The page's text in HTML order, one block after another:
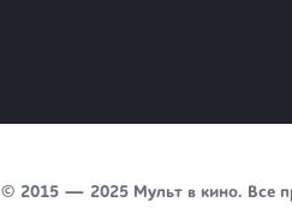
© 2015 — 2025 Мульт в кино. Все